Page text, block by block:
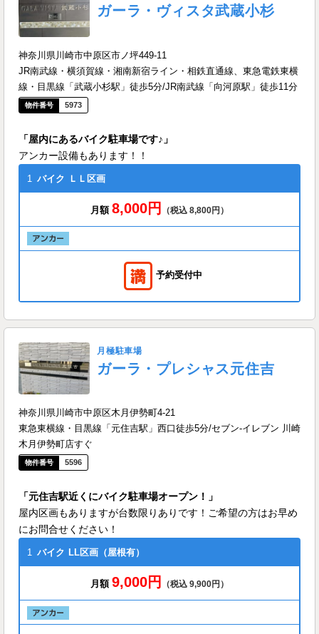
ガーラ・ヴィスタ武蔵小杉
神奈川県川崎市中原区市ノ坪449-11
JR南武線・横須賀線・湘南新宿ライン・相鉄直通線、東急電鉄東横
線・目黒線「武蔵小杉駅」徒歩5分/JR南武線「向河原駅」徒歩11分
5973
「屋内にあるバイク駐車場です♪」
アンカー設備もあります！！
1 バイク ＬＬ区画
月額 8,000円 （税込 8,800円）
予約受付中
月極駐車場
ガーラ・プレシャス元住吉
神奈川県川崎市中原区木月伊勢町4-21
東急東横線・目黒線「元住吉駅」西口徒歩5分/セブン-イレブン 川崎
木月伊勢町店すぐ
5596
「元住吉駅近くにバイク駐車場オープン！」
屋内区画もありますが台数限りありです！ご希望の方はお早め
にお問合せください！
1 バイク LL区画（屋根有）
月額 9,000円 （税込 9,900円）